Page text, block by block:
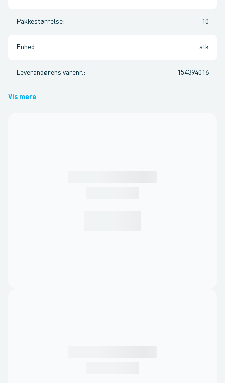
Pakkestørrelse: 10
Enhed : stk
Leverandørens varenr. : 154394016
Vis mere